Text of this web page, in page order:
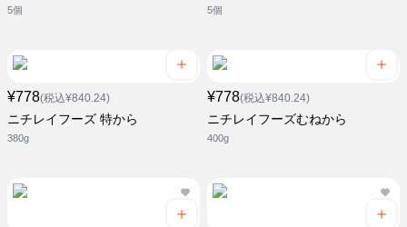
5個 5個
¥778(税込¥840.24)
ニチレイフーズ 特から
380g
¥778(税込¥840.24)
ニチレイフーズむねから
400g